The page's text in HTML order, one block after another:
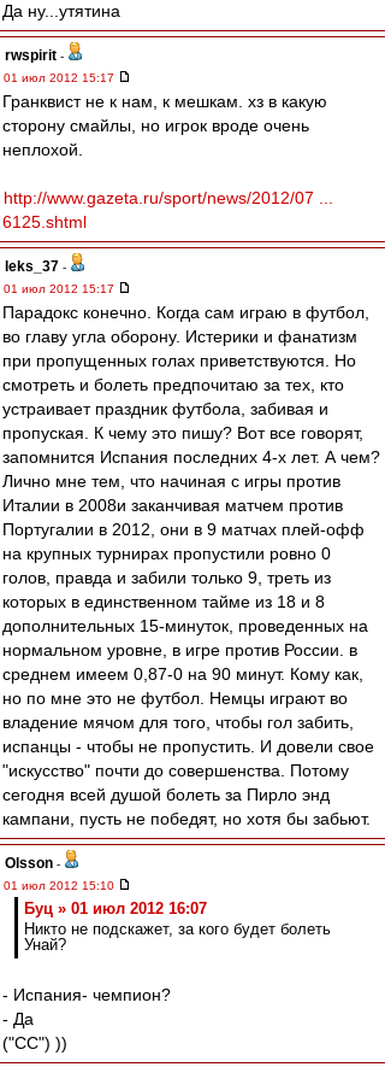
Да ну...утятина
rwspirit -
01 июл 2012 15:17
Гранквист не к нам, к мешкам. хз в какую
сторону смайлы, но игрок вроде очень
неплохой.
http://www.gazeta.ru/sport/news/2012/07 ...
6125.shtml
leks_37 -
01 июл 2012 15:17
Парадокс конечно. Когда сам играю в футбол,
во главу угла оборону. Истерики и фанатизм
при пропущенных голах приветствуются. Но
смотреть и болеть предпочитаю за тех, кто
устраивает праздник футбола, забивая и
пропуская. К чему это пишу? Вот все говорят,
запомнится Испания последних 4-х лет. А чем?
Лично мне тем, что начиная с игры против
Италии в 2008и заканчивая матчем против
Португалии в 2012, они в 9 матчах плей-офф
на крупных турнирах пропустили ровно 0
голов, правда и забили только 9, треть из
которых в единственном тайме из 18 и 8
дополнительных 15-минуток, проведенных на
нормальном уровне, в игре против России. в
среднем имеем 0,87-0 на 90 минут. Кому как,
но по мне это не футбол. Немцы играют во
владение мячом для того, чтобы гол забить,
испанцы - чтобы не пропустить. И довели свое
"искусство" почти до совершенства. Потому
сегодня всей душой болеть за Пирло энд
кампани, пусть не победят, но хотя бы забьют.
Olsson -
01 июл 2012 15:10
Буц » 01 июл 2012 16:07
Никто не подскажет, за кого будет болеть
Унай?
- Испания- чемпион?
- Да
("CC") ))